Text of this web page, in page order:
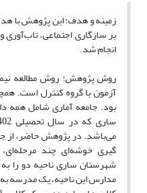
زمینه و هدف: این پژوهش با
بر سازگاری اجتماعی،
انجام شد.
روش پژوهش: روش مطالعه
آزمون با گروه کنترل است.
بود. جامعه آماری شامل همه
می‌باشد. در پژوهش حاضر، از
گیری خوشه‌ای چند
شهرستان ساری ناحیه دو را
مدارس این ناحیه، یک مدرسه